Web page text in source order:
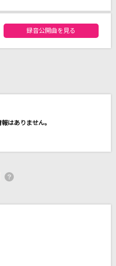
をチェック！
ントリーランキング
録音公開曲を見る